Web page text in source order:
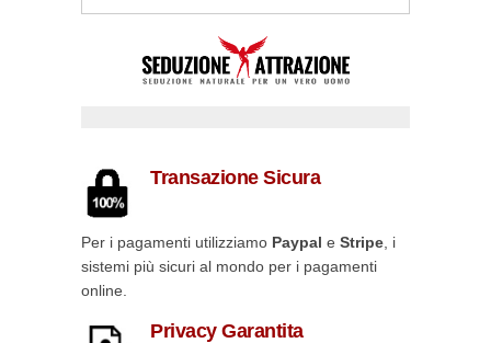
Transazione Sicura
Per i pagamenti utilizziamo Paypal e Stripe, i
sistemi più sicuri al mondo per i pagamenti
online.
Privacy Garantita